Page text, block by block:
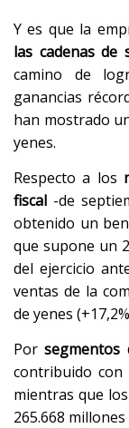
Y es que la
las cadenas
camino de
ganancias
han mostrado
yenes.
Respecto a los
fiscal -de
obtenido un
que supone un
del ejercicio
ventas de la
de yenes
Porsegmentos
contribuido con
mientras que
265.668